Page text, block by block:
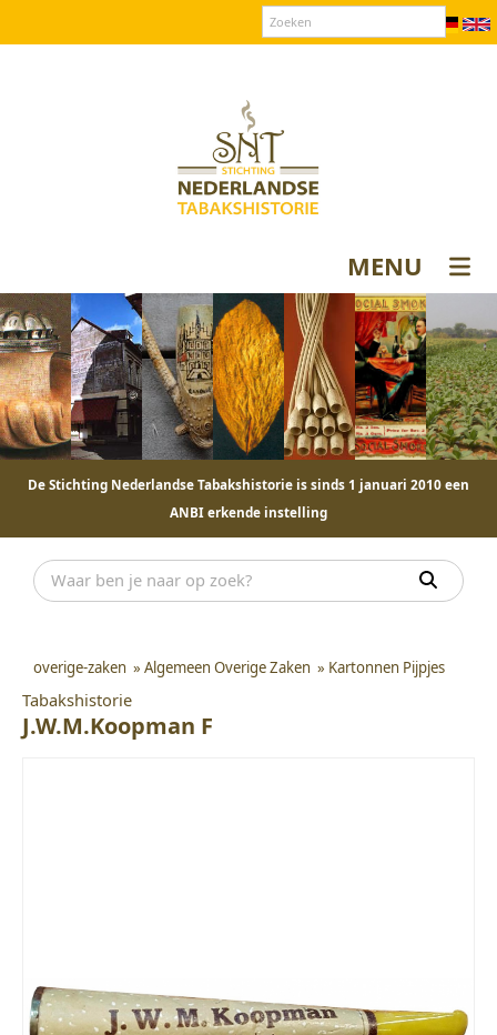
MENU
De Stichting Nederlandse Tabakshistorie is sinds 1 januari 2010 een
ANBI erkende instelling
overige-zaken » Algemeen Overige Zaken » Kartonnen Pijpjes
Tabakshistorie
J.W.M.Koopman F